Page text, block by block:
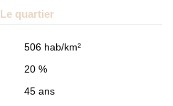
Le quartier
506 hab/km²
20 %
45 ans